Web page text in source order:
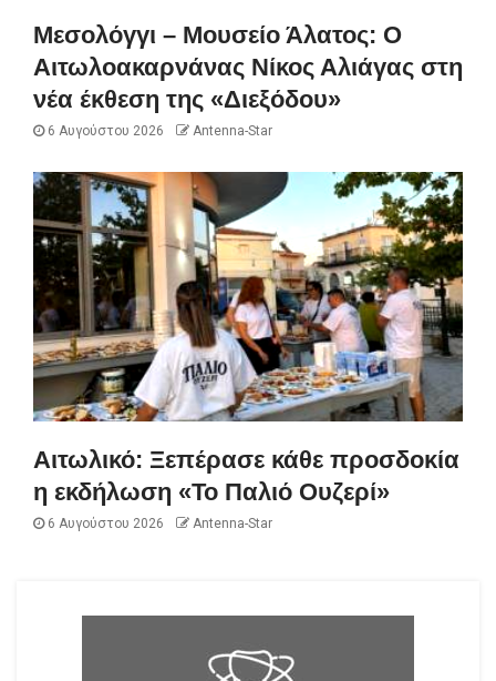
Μεσολόγγι – Μουσείο Άλατος: Ο
Αιτωλοακαρνάνας Νίκος Αλιάγας στη
νέα έκθεση της «Διεξόδου»
6 Αυγούστου 2026 Antenna-Star
Αιτωλικό: Ξεπέρασε κάθε προσδοκία
η εκδήλωση «Το Παλιό Ουζερί»
6 Αυγούστου 2026 Antenna-Star